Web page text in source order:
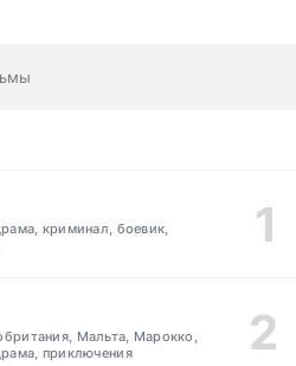
криминал, боевик,
Мальта, Марокко,
приключения